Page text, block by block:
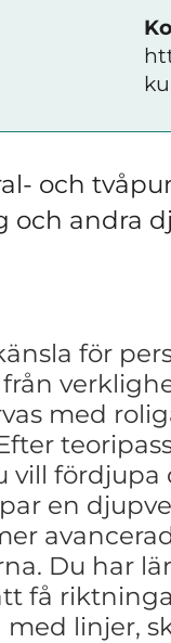
och
och andra
för
med
vill fördjupa
en
Du har
få
linjer,